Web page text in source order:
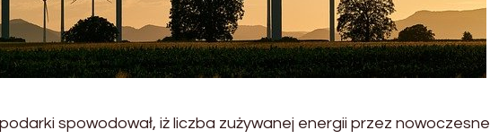
spowodował, iż liczba zużywanej energii przez nowoczesne